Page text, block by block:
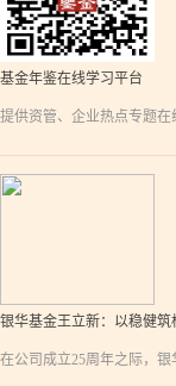
基金年鉴在线学习平台
提供资管、企业热点专题在
银华基金王立新：以稳健
在公司成立25周年之际，银